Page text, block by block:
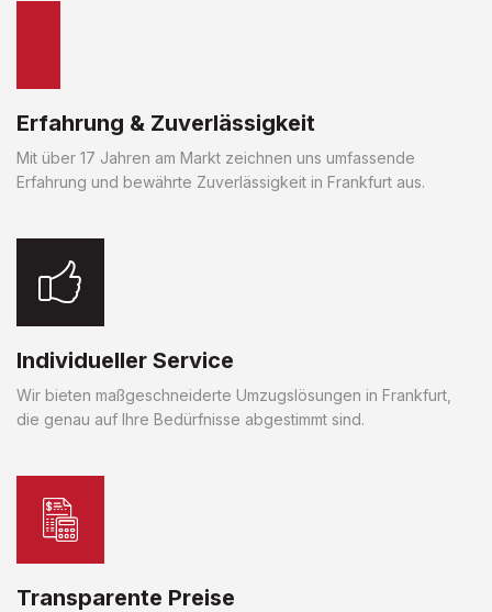
Erfahrung & Zuverlässigkeit
Mit über 17 Jahren am Markt zeichnen uns umfassende
Erfahrung und bewährte Zuverlässigkeit in Frankfurt aus.
Individueller Service
Wir bieten maßgeschneiderte Umzugslösungen in Frankfurt,
die genau auf Ihre Bedürfnisse abgestimmt sind.
Transparente Preise